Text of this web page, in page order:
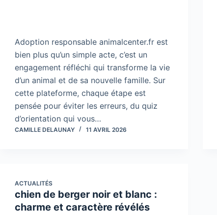
Adoption responsable animalcenter.fr est
bien plus qu’un simple acte, c’est un
engagement réfléchi qui transforme la vie
d’un animal et de sa nouvelle famille. Sur
cette plateforme, chaque étape est
pensée pour éviter les erreurs, du quiz
d’orientation qui vous…
CAMILLE DELAUNAY 11 AVRIL 2026
ACTUALITÉS
chien de berger noir et blanc :
charme et caractère révélés